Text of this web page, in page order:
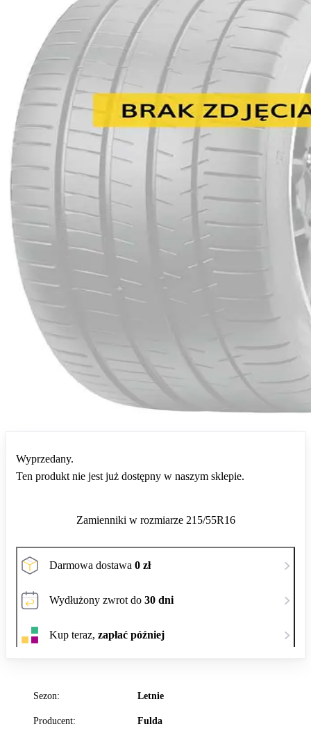
Sezon: Letnie
Producent: Fulda
Wyprzedany.
Ten produkt nie jest już dostępny w naszym sklepie.
Zamienniki w rozmiarze 215/55R16
Darmowa dostawa 0 zł
Wydłużony zwrot do 30 dni
Kup teraz, zapłać później